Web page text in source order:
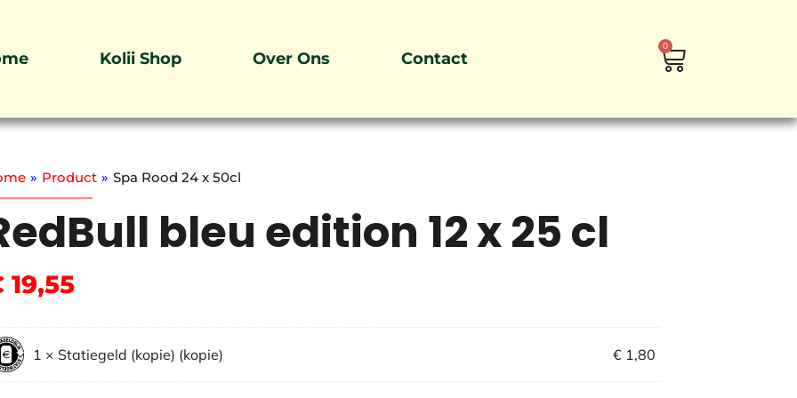
Kolii Shop Over Ons Contact
0
» Product » Spa Rood 24 x 50cl
bleu edition 12 x 25 cl
19,55
1 × Statiegeld (kopie) (kopie) € 1,80